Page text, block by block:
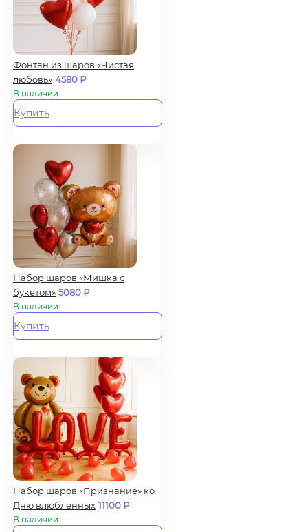
Фонтан из шаров «Чистая
любовь» 4580₽
В наличии
Купить
Набор шаров «Мишка с
букетом» 5080₽
В наличии
Купить
Набор шаров «Признание» ко
Дню влюбленных 11100₽
В наличии